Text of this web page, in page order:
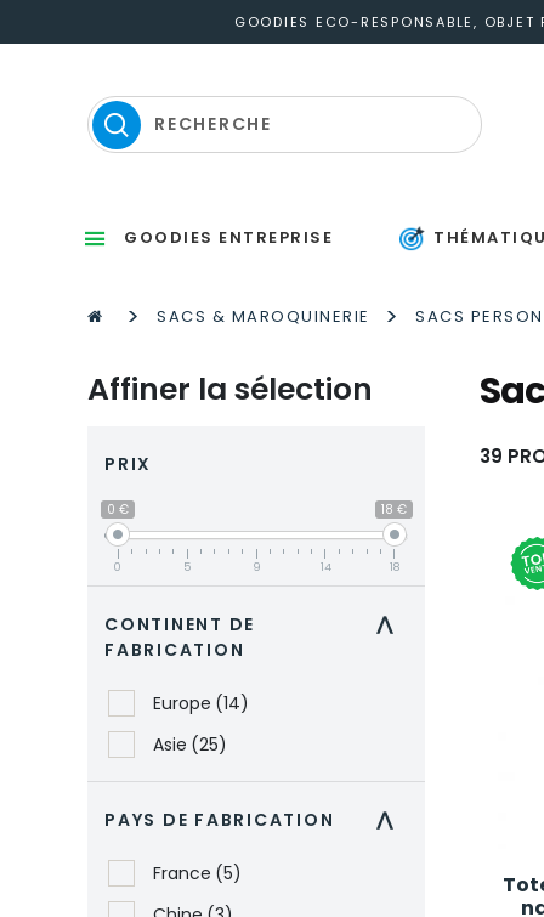
GOODIES ECO-RESPONSABLE,
GOODIES ENTREPRISE
> SACS & MAROQUINERIE > SACS
39
Affiner la sélection
PRIX
0 € 18 €
0 5 9 14 18
CONTINENT DE
FABRICATION
>
Europe (14)
Asie (25)
PAYS DE FABRICATION >
France (5)